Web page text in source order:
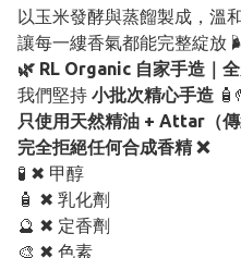
以玉米發酵與蒸餾製成，溫
讓每一縷香氣都能完整綻放
🌿 RL Organic 自家手造｜
我們堅持 小批次精心手造
只使用天然精油 + Attar（傳
完全拒絕任何合成香精 ❌
🧪 ✖ 甲醇
🧴 ✖ 乳化劑
🔮 ✖ 定香劑
🎨 ✖ 色素